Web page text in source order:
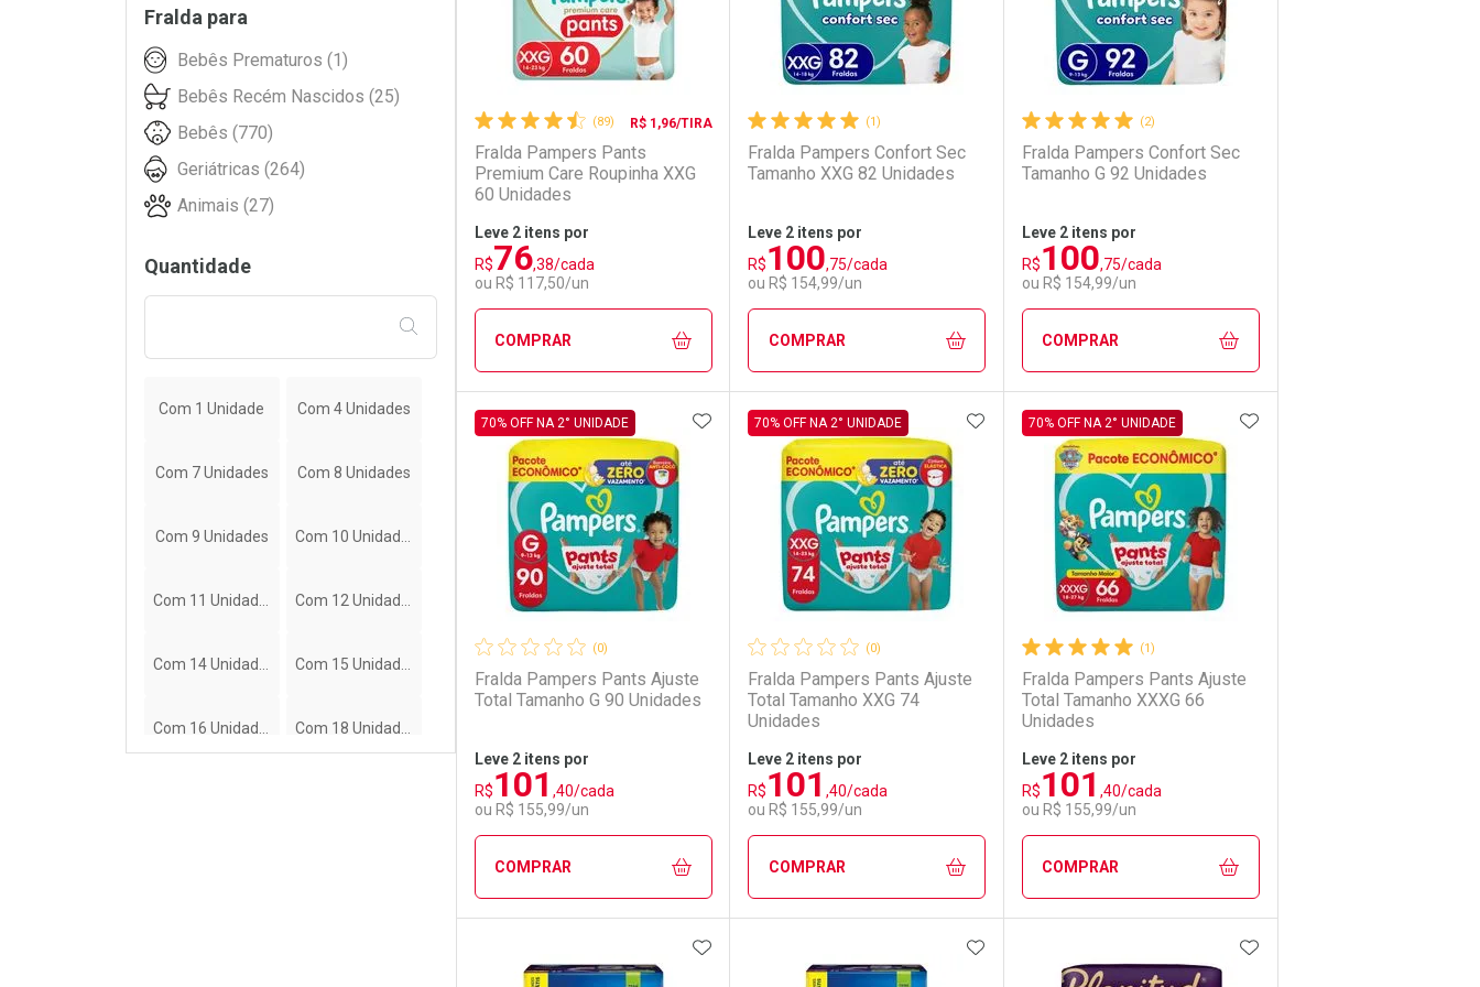
Ativar Desconto
Comprar sem Desconto
Comprar 2 unidades
Por R$ 101,40/cada
Comprar sem Desconto
Ativar Desconto
Comprar sem Desconto
Comprar sem Desconto
Ativar Desconto
Comprar sem Desconto
Comprar sem Desconto
(89) R$ 1,96/TIRA
Fralda Pampers Pants
Premium Care Roupinha XXG
60 Unidades
Leve 2 itens por
R$76,38/cada
ou R$ 117,50/un
COMPRAR
FECHAR
Laboratório
Ativar Desconto
Comprar sem Desconto
FECHAR
Por Menos
Comprar 2 unidades
Por R$ 76,38/cada
Comprar sem Desconto
(1)
Fralda Pampers Confort Sec
Tamanho XXG 82 Unidades
Leve 2 itens por
R$100,75/cada
ou R$ 154,99/un
COMPRAR
FECHAR
Laboratório
Ativar Desconto
Comprar sem Desconto
FECHAR
Por Menos
Comprar 2 unidades
Por R$ 100,75/cada
Comprar sem Desconto
(2)
Fralda Pampers Confort Sec
Tamanho G 92 Unidades
Leve 2 itens por
R$100,75/cada
ou R$ 154,99/un
COMPRAR
FECHAR
Laboratório
Ativar Desconto
Comprar sem Desconto
FECHAR
Por Menos
Comprar 2 unidades
Por R$ 100,75/cada
Comprar sem Desconto
(0)
Fralda Pampers Pants Ajuste
Total Tamanho G 90 Unidades
70% OFF NA 2° UNIDADE
Leve 2 itens por
R$101 ,40/cada
ou R$ 155,99/un
ADICIONAR AOS FAVORITOS
COMPRAR
FECHAR
FECHAR
(0)
Fralda Pampers Pants Ajuste
Total Tamanho XXG 74
Unidades
70% OFF NA 2° UNIDADE
Leve 2 itens por
R$101 ,40/cada
ou R$ 155,99/un
ADICIONAR AOS FAVORITOS
COMPRAR
FECHAR
FECHAR
(1)
Fralda Pampers Pants Ajuste
Total Tamanho XXXG 66
Unidades
70% OFF NA 2° UNIDADE
Leve 2 itens por
R$101 ,40/cada
ou R$ 155,99/un
ADICIONAR AOS
COMPRAR
FECHAR
FECHAR
ADICIONAR AOS FAVORITOS ADICIONAR AOS FAVORITOS ADICIONAR AOS
Pet Society (3)
Piquitucho (33)
Plenitud (79)
Pom Pom (41)
Sentir Bem (3)
SH-RD (10)
TURMA DA MONICA BABY (21)
Fralda para
Bebês Prematuros (1)
Bebês Recém Nascidos (25)
Bebês (770)
Geriátricas (264)
Animais (27)
Quantidade
FILTRAR PELO TERMO DIGITADO
Com 1 Unidade Com 4 Unidades
Com 7 Unidades Com 8 Unidades
Com 9 Unidades